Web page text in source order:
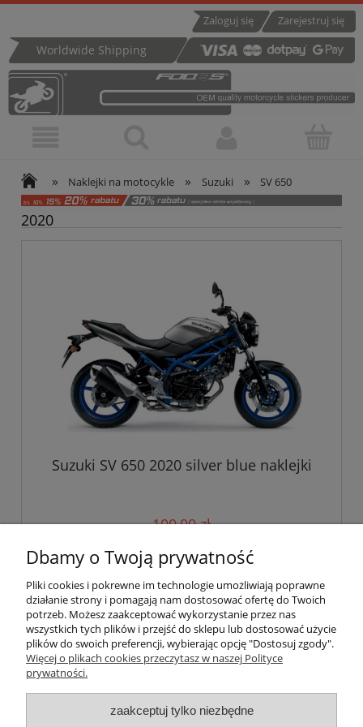
Zarejestruj się
Zaloguj się
Worldwide Shipping
» Naklejki na motocykle » Suzuki » SV 650
2020
Suzuki SV 650 2020 silver blue naklejki
100,00 zł
do koszyka
Pomoc
Płatności i dostawa
Dbamy o Twoją prywatność
Pliki cookies i pokrewne im technologie umożliwiają poprawne
działanie strony i pomagają nam dostosować ofertę do Twoich
potrzeb. Możesz zaakceptować wykorzystanie przez nas
wszystkich tych plików i przejść do sklepu lub dostosować użycie
plików do swoich preferencji, wybierając opcję "Dostosuj zgody".
Więcej o plikach cookies przeczytasz w naszej Polityce
prywatności.
zaakceptuj tylko niezbędne